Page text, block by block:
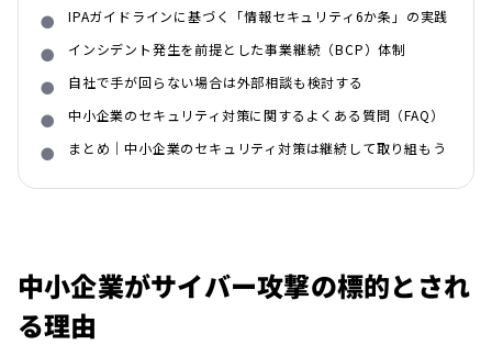
IPAガイドラインに基づく「情報セキュリティ6か条」の実践
インシデント発生を前提とした事業継続（BCP）体制
自社で手が回らない場合は外部相談も検討する
中小企業のセキュリティ対策に関するよくある質問（FAQ）
まとめ｜中小企業のセキュリティ対策は継続して取り組もう
中小企業がサイバー攻撃の標的とされ
る理由